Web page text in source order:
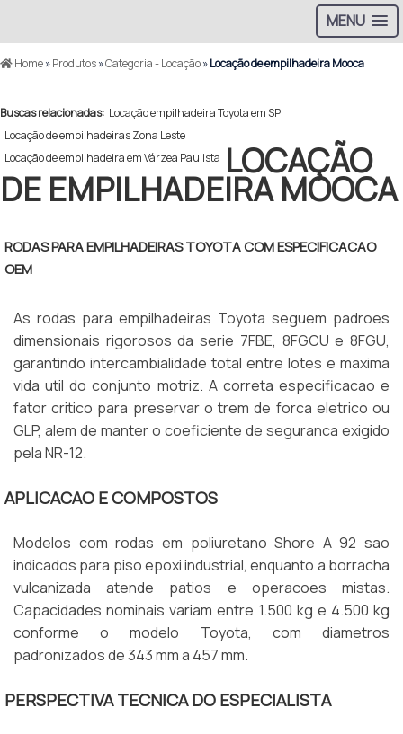
MENU
Home»Produtos»Categoria - Locação»Locação de empilhadeira Mooca
Buscas relacionadas: Locação empilhadeira Toyota em SP
Locação de empilhadeiras Zona Leste
Locação de empilhadeira em Várzea Paulista LOCAÇÃO
DE EMPILHADEIRA MOOCA
RODAS PARA EMPILHADEIRAS TOYOTA COM ESPECIFICACAO
OEM
As rodas para empilhadeiras Toyota seguem padroes
dimensionais rigorosos da serie 7FBE, 8FGCU e 8FGU,
garantindo intercambialidade total entre lotes e maxima
vida util do conjunto motriz. A correta especificacao e
fator critico para preservar o trem de forca eletrico ou
GLP, alem de manter o coeficiente de seguranca exigido
pela NR-12.
APLICACAO E COMPOSTOS
Modelos com rodas em poliuretano Shore A 92 sao
indicados para piso epoxi industrial, enquanto a borracha
vulcanizada atende patios e operacoes mistas.
Capacidades nominais variam entre 1.500 kg e 4.500 kg
conforme o modelo Toyota, com diametros
padronizados de 343 mm a 457 mm.
PERSPECTIVA TECNICA DO ESPECIALISTA